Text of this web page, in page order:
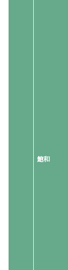
飽和